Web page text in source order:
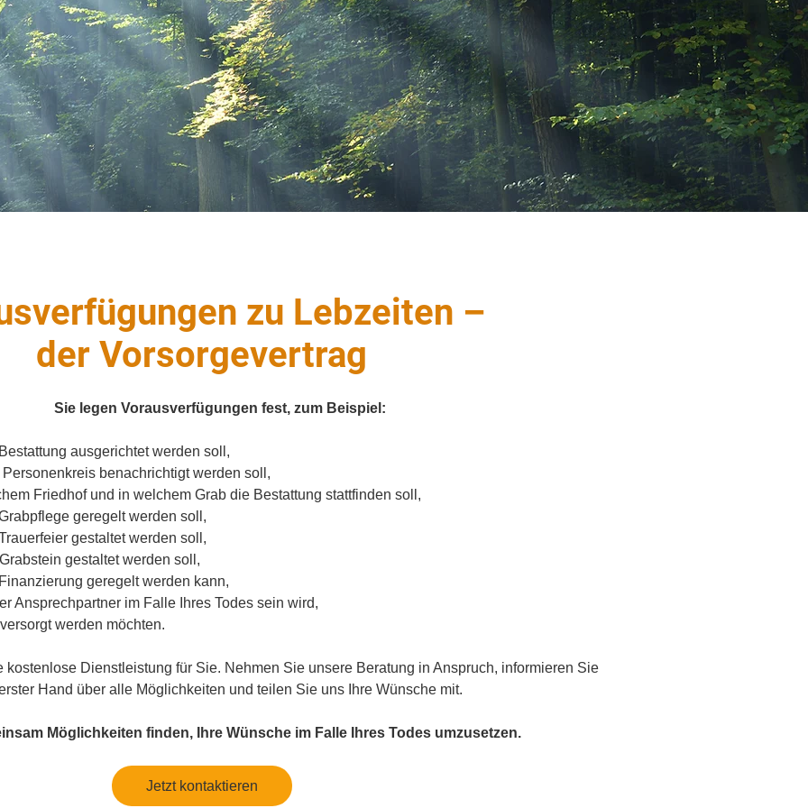
zu Lebzeiten –
der Vorsorgevertrag
Sie legen Vorausverfügungen fest, zum Beispiel:
ausgerichtet werden soll,
benachrichtigt werden soll,
Friedhof und in welchem Grab die Bestattung stattfinden soll,
geregelt werden soll,
gestaltet werden soll,
gestaltet werden soll,
geregelt werden kann,
Ansprechpartner im Falle Ihres Todes sein wird,
werden möchten.
kostenlose Dienstleistung für Sie. Nehmen Sie unsere Beratung in Anspruch, informieren Sie
Hand über alle Möglichkeiten und teilen Sie uns Ihre Wünsche mit.
Möglichkeiten finden, Ihre Wünsche im Falle Ihres Todes umzusetzen.
Jetzt kontaktieren